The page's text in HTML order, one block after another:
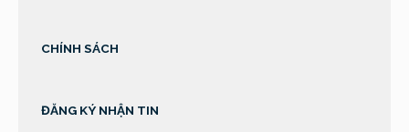
CHÍNH SÁCH
ĐĂNG KÝ NHẬN TIN